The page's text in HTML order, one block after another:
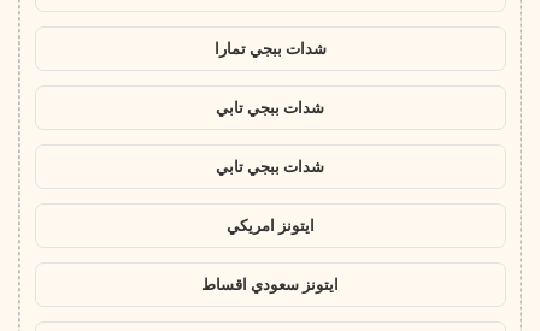
شدات ببجي تمارا
شدات ببجي تابي
شدات ببجي تابي
ايتونز امريكي
ايتونز سعودي اقساط